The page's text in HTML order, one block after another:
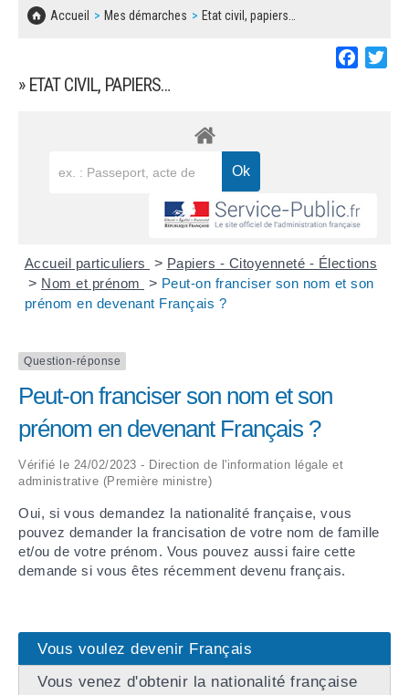
Accueil Mes démarches Etat civil, papiers…
» ETAT CIVIL, PAPIERS…
Accueil particuliers > Papiers - Citoyenneté - Élections
> Nom et prénom > Peut-on franciser son nom et son
prénom en devenant Français ?
Question-réponse
Peut-on franciser son nom et son
prénom en devenant Français ?
Vérifié le 24/02/2023 - Direction de l'information légale et
administrative (Première ministre)
Oui, si vous demandez la nationalité française, vous
pouvez demander la francisation de votre nom de famille
et/ou de votre prénom. Vous pouvez aussi faire cette
demande si vous êtes récemment devenu français.
Vous voulez devenir Français
Vous venez d'obtenir la nationalité française
CONCERTATIONS PUBLIQUES
SOLIDARITÉ, LOGEMENT
DECHETS
BESOIN D'UNE AIDE ?
LES ASSOCIATIONS
MARCHÉS PUBLICS
REGLEMENT LOCAL DE PUBLICITÉ
DECLARATION DE DEMARCHAGE
DOSSIER DE DEMANDE DE SUBVENTION
DEMANDE DE PRÊT DE MATERIEL
FICHE D'ORGANISATION MANIFESTATION
PLAN D'ACTION MUNICIPAL